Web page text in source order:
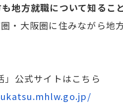
地方就職について知る
・大阪圏に住みながら
」公式サイトはこちら